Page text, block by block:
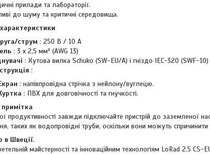
прилади та лабораторії.
до шуму та критичні середовища.
характеристики
струм : 250 В / 10 А
: 3 x 2,5 мм² (AWG 13)
: Кутова вилка Schuko (SW-EU/A) і гніздо IEC-320 (SWF-10)
:
: напівпровідна стрічка з нейлону/вуглецю.
: ПВХ для довговічності та гнучкості.
продуктивності завжди підключайте пристрій до заземленої
таких як водопровідні труби, оскільки вони можуть спричинити
в Швеції.
майстерності та інноваційним технологіям LoRad 2.5